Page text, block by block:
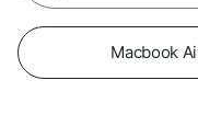
Macbook